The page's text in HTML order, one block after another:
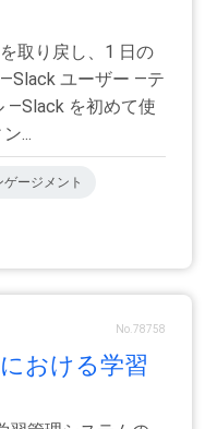
取り戻し、1 日の
ユーザー —テ
—Slack を初めて使
...
ゲージメント
No.78758
おける学習